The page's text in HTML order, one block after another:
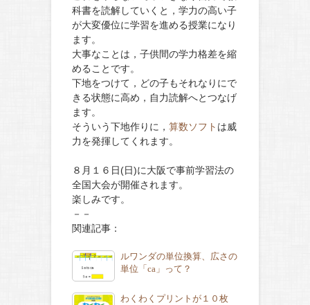
科書を読解していくと，学力の高い子
が大変優位に学習を進める授業になり
ます。
大事なことは，子供間の学力格差を縮
めることです。
下地をつけて，どの子もそれなりにで
きる状態に高め，自力読解へとつなげ
ます。
そういう下地作りに， 算数ソフト は威
力を発揮してくれます。
８月１６日(日)に大阪で事前学習法の
全国大会が開催されます。
楽しみです。
－－
関連記事：
ルワンダの単位換算、広さの
単位「ca」って？
わくわくプリントが１０枚